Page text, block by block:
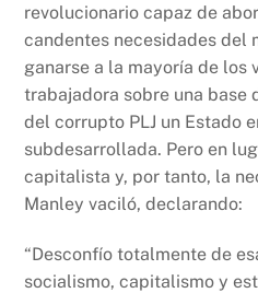
revolucionario capaz de
candentes necesidades del
ganarse a la mayoría de los
trabajadora sobre una base
del corrupto PLJ un Estado
subdesarrollada. Pero en
capitalista y, por tanto, la
Manley vaciló, declarando:
“Desconfío totalmente de
socialismo, capitalismo y